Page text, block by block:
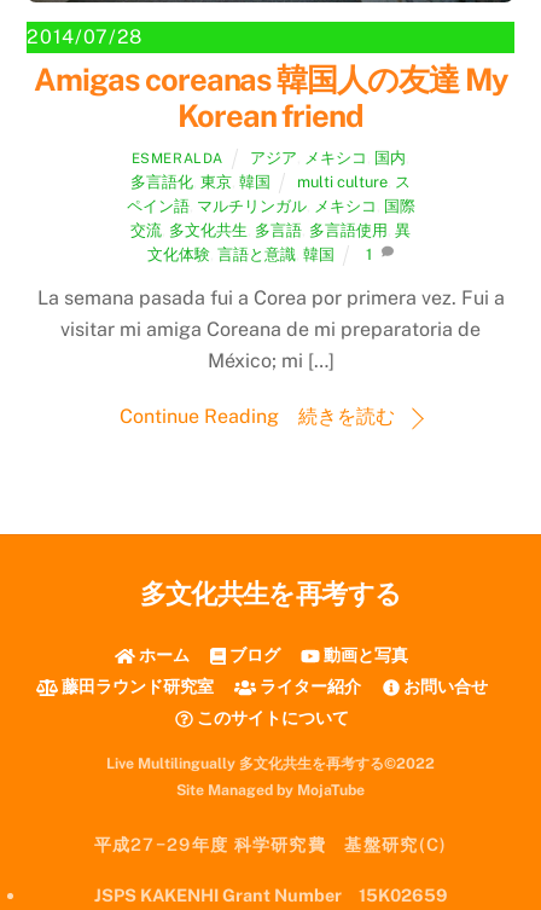
2014/07/28
Amigas coreanas 韓国人の友達 My
Korean friend
ESMERALDA アジア メキシコ 国内
多言語化, 東京, 韓国 multi culture ス
ペイン語, マルチリンガル, メキシコ
国際
交流 多文化共生 多言語 多言語使用 異
文化体験 ,言語と意識 ,韓国 1
La semana pasada fui a Corea por primera vez. Fui a
visitar mi amiga Coreana de mi preparatoria de
México; mi […]
Continue Reading 続きを読む
多文化共生を再考する
ホーム ブログ
動画と写真
藤田ラウンド研究室
ライター紹介
お問い合せ
このサイトについて
Live Multilingually 多文化共生を再考する©2022
Site Managed by MojaTube
平成27−29年度 科学研究費 基盤研究(C)
JSPS KAKENHI Grant Number 15K02659